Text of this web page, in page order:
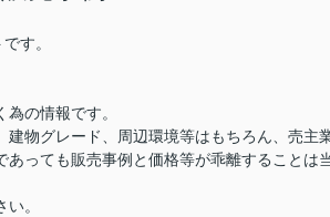
す。
の情報です。
物グレード、周辺環境等はもちろん、売主
っても販売事例と価格等が乖離することは
。